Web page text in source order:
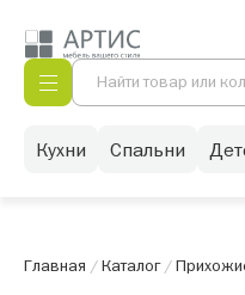
Кухни Спальни
Главная /Каталог/